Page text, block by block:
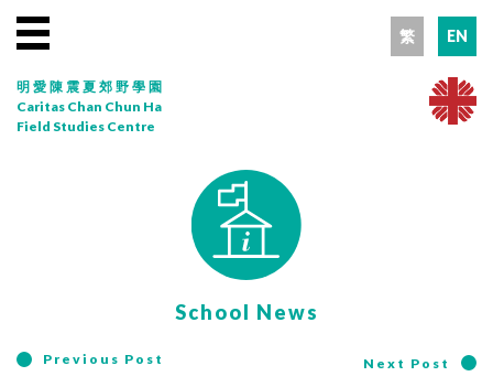
繁 EN
明愛陳震夏郊野學園
Caritas Chan Chun Ha
Field Studies Centre
School News
Previous Post Next Post